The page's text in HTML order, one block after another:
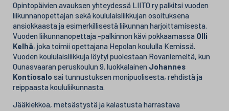
Opintopäivien avauksen yhteydessä LIITO ry palkitsi vuoden
liikunnanopettajan sekä koululaisliikkujan osoituksena
ansiokkaasta ja esimerkillisestä liikunnan harjoittamisesta.
Vuoden liikunnanopettaja -palkinnon kävi pokkaamassa Olli
Kelhä, joka toimii opettajana Hepolan koululla Kemissä.
Vuoden koululaisliikkuja löytyi puolestaan Rovaniemeltä, kun
Ounasvaaran peruskoulun 9. luokkalainen Johannes
Kontiosalo sai tunnustuksen monipuolisesta, rehdistä ja
reippaasta koululiikunnasta.
Jääkiekkoa, metsästystä ja kalastusta harrastava